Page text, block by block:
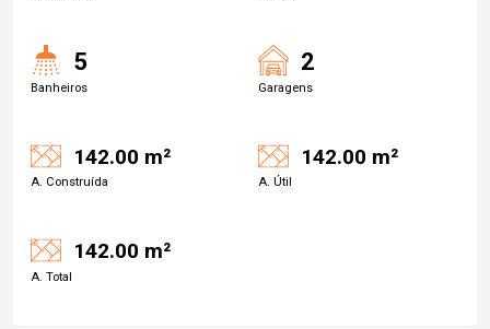
5
Banheiros
2
Garagens
142.00 m²
A. Construída
142.00 m²
A. Útil
142.00 m²
A. Total